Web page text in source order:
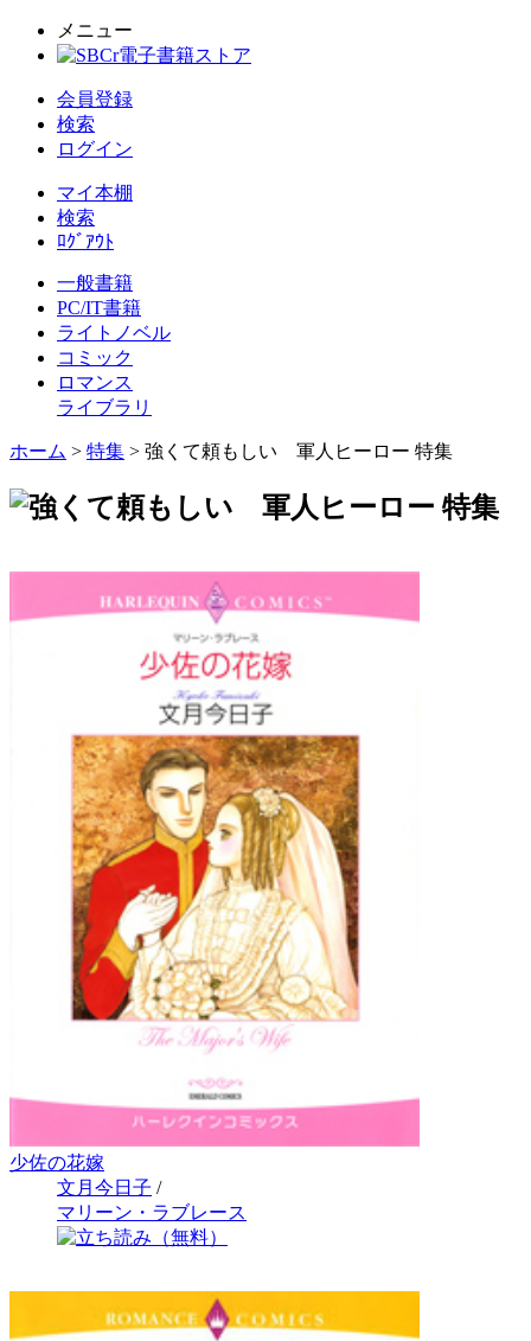
メニュー
会員登録
検索
ログイン
マイ本棚
検索
ﾛｸﾞｱｳﾄ
一般書籍
PC/IT書籍
ライトノベル
コミック
ロマンス
ライブラリ
ホーム > 特集 > 強くて頼もしい 軍人ヒーロー 特集
少佐の花嫁
文月今日子 /
マリーン・ラブレース